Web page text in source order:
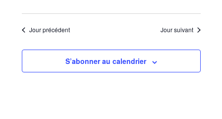
Jour précédent Jour suivant
S’abonner au calendrier